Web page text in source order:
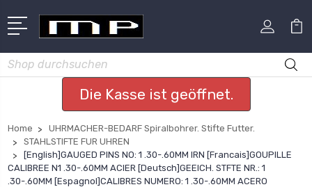
Suchen
Die Kasse ist geöffnet.
Home
UHRMACHER-BEDARF Spiralbohrer. Stifte Futter.
STAHLSTIFTE FUR UHREN
[English]GAUGED PINS NO: 1 .30-.60MM IRN [Francais]GOUPILLE
CALIBREE N1 .30-.60MM ACIER [Deutsch]GEEICH. STFTE NR.: 1
.30-.60MM [Espagnol]CALIBRES NUMERO: 1 .30-.60MM ACERO